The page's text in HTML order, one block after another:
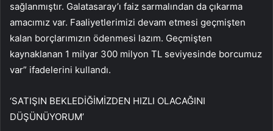
sağlanmıştır. Galatasaray’ı faiz sarmalından da çıkarma
amacımız var. Faaliyetlerimizi devam etmesi geçmişten
kalan borçlarımızın ödenmesi lazım. Geçmişten
kaynaklanan 1 milyar 300 milyon TL seviyesinde borcumuz
var” ifadelerini kullandı.
‘SATIŞIN BEKLEDİĞİMİZDEN HIZLI OLACAĞINI
DÜŞÜNÜYORUM’